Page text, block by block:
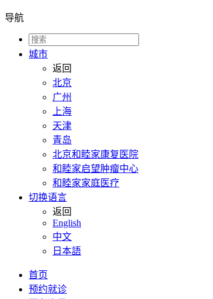
导航
城市
返回
北京
广州
上海
天津
青岛
北京和睦家康复医院
和睦家启望肿瘤中心
和睦家家庭医疗
切换语言
返回
English
中文
日本語
首页
预约就诊